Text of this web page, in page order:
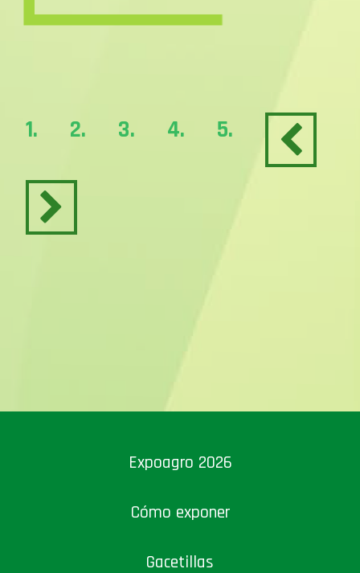
1. 2. 3. 4. 5.
Expoagro 2026
Cómo exponer
Gacetillas